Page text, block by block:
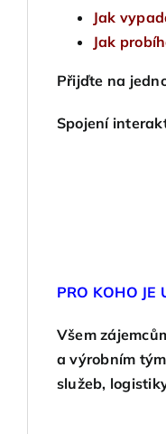
Jak
Jak
Přijďte na
Spojení
PRO KOHO JE
Všem
a výrobním
služeb,